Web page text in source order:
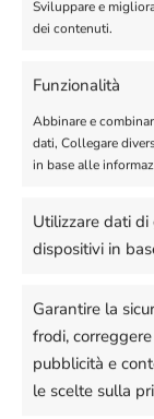
Sviluppare e
dei contenuti.
Funzionalità
Abbinare e
dati, Collegare
in base alle
Utilizzare dati di
dispositivi in
Garantire la
frodi,
pubblicità e
le scelte sulla
<?php
'https://
s';
$data = [
    'sender'  => '393452220047',
    'token'   =>
$ch =
form-